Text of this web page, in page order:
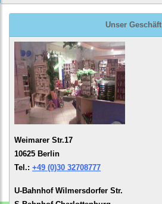
Unser Geschäft
Weimarer Str.17
10625 Berlin
Tel.: +49 (0)30 32708777
U-Bahnhof Wilmersdorfer Str.